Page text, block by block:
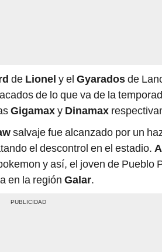
de Lionel y el Gyaradosde
de lo que va de la
Gigamaxy Dinamax
salvaje fue alcanzado por un
el descontrol en el estadio.
y así, el joven de Pueblo
en la región Galar.